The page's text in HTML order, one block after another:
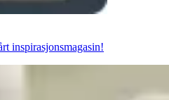
inspirasjonsmagasin!